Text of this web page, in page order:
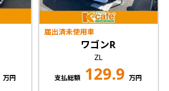
万円
届出済未使用車
ワゴンR
ZL
支払総額 129.9 万円